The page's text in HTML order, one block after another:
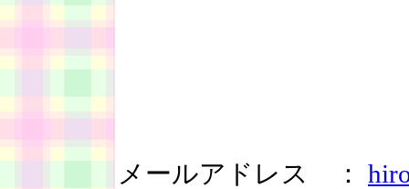
メールアドレス ：